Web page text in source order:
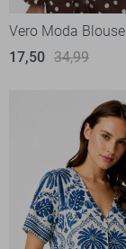
Vero Moda Blouse
17,50 34,99